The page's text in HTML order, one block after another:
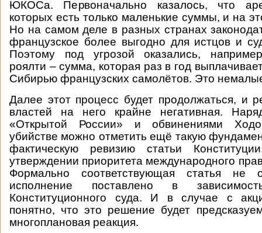
ЮКОСа. Первоначально казалось, что
которых есть только маленькие суммы, и на
Но на самом деле в разных странах
французское более выгодно для истцов и
Поэтому под угрозой оказались,
роялти – сумма, которая раз в год
Сибирью французских самолётов. Это
Далее этот процесс будет продолжаться, и
властей на него крайне негативная.
«Открытой России» и обвинениями
убийстве можно отметить ещё такую
фактическую ревизию статьи
утверждении приоритета международного
Формально соответствующая статья не
исполнение поставлено в
Конституционного суда. И в случае с
понятно, что это решение будет
многоплановая реакция.